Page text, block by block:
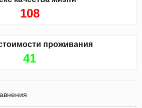
108
проживания
41